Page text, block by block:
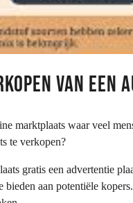
van een
marktplaats waar veel
te verkopen?
gratis een advertentie
bieden aan potentiële